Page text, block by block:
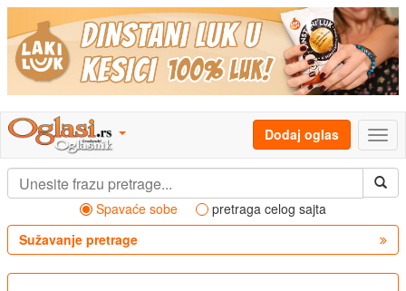
Dodaj oglas
Spavaće sobe
pretraga celog sajta
Sužavanje pretrage